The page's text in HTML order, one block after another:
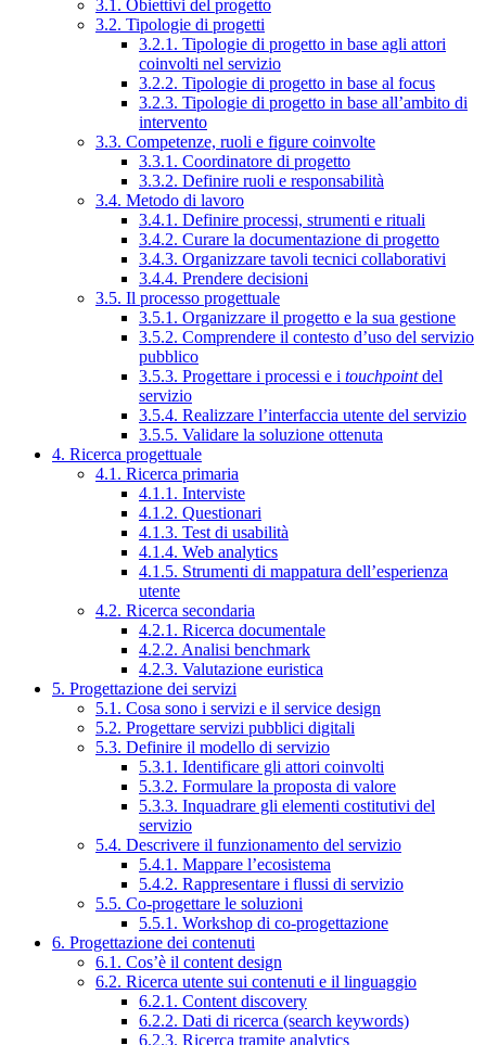
3.1. Obiettivi del progetto
3.2. Tipologie di progetti
3.2.1. Tipologie di progetto in base agli attori
coinvolti nel servizio
3.2.2. Tipologie di progetto in base al focus
3.2.3. Tipologie di progetto in base all’ambito di
intervento
3.3. Competenze, ruoli e figure coinvolte
3.3.1. Coordinatore di progetto
3.3.2. Definire ruoli e responsabilità
3.4. Metodo di lavoro
3.4.1. Definire processi, strumenti e rituali
3.4.2. Curare la documentazione di progetto
3.4.3. Organizzare tavoli tecnici collaborativi
3.4.4. Prendere decisioni
3.5. Il processo progettuale
3.5.1. Organizzare il progetto e la sua gestione
3.5.2. Comprendere il contesto d’uso del servizio
pubblico
3.5.3. Progettare i processi e i touchpointdel
servizio
3.5.4. Realizzare l’interfaccia utente del servizio
3.5.5. Validare la soluzione ottenuta
4. Ricerca progettuale
4.1. Ricerca primaria
4.1.1. Interviste
4.1.2. Questionari
4.1.3. Test di usabilità
4.1.4. Web analytics
4.1.5. Strumenti di mappatura dell’esperienza
utente
4.2. Ricerca secondaria
4.2.1. Ricerca documentale
4.2.2. Analisi benchmark
4.2.3. Valutazione euristica
5. Progettazione dei servizi
5.1. Cosa sono i servizi e il service design
5.2. Progettare servizi pubblici digitali
5.3. Definire il modello di servizio
5.3.1. Identificare gli attori coinvolti
5.3.2. Formulare la proposta di valore
5.3.3. Inquadrare gli elementi costitutivi del
servizio
5.4. Descrivere il funzionamento del servizio
5.4.1. Mappare l’ecosistema
5.4.2. Rappresentare i flussi di servizio
5.5. Co-progettare le soluzioni
5.5.1. Workshop di co-progettazione
6. Progettazione dei contenuti
6.1. Cos’è il content design
6.2. Ricerca utente sui contenuti e il linguaggio
6.2.1. Content discovery
6.2.2. Dati di ricerca (search keywords)
6.2.3. Ricerca tramite analytics